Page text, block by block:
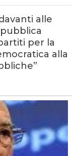
alle
per la
alla